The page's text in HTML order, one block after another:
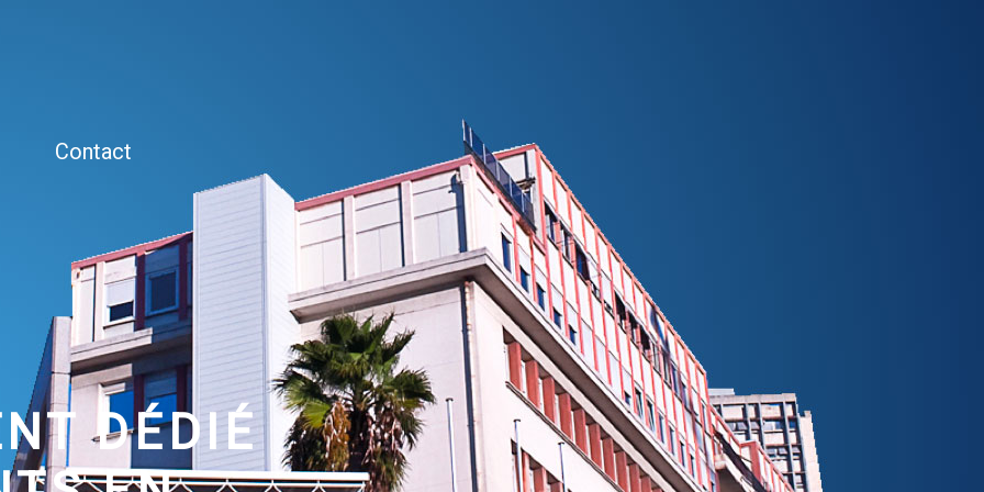
Contact
DÉDIÉ